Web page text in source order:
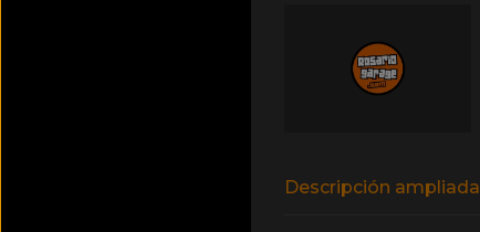
Descripción ampliada